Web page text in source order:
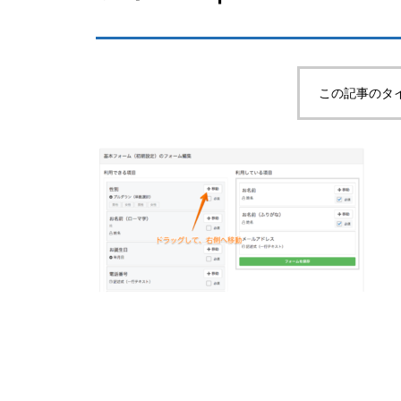
この記事のタ